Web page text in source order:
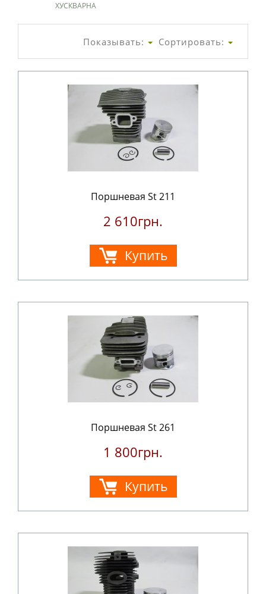
ХУСКВАРНА
Сортировать:
Показывать:
Поршневая St 211
2 610грн.
Купить
Поршневая St 261
1 800грн.
Купить